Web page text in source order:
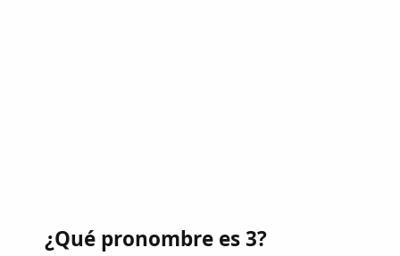
¿Qué pronombre es 3?